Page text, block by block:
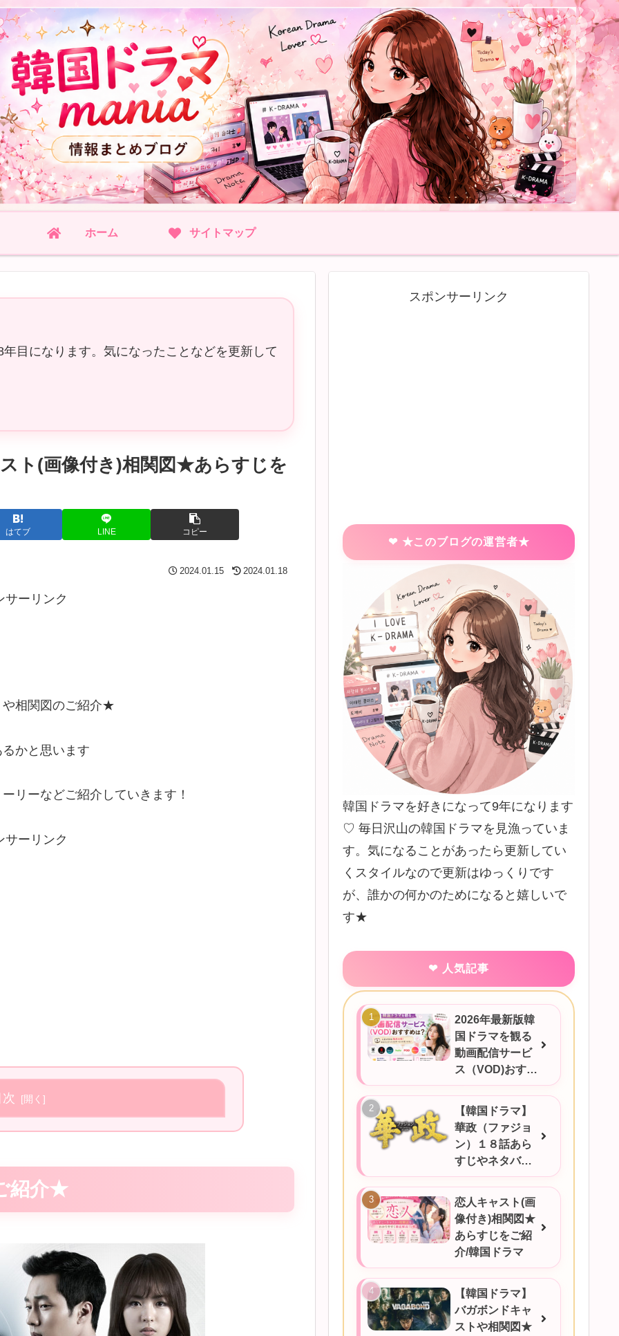
ホーム サイトマップ
目になります。気になったことなどを更新して
ト(画像付き)相関図★あらすじを
はてブ LINE コピー
2024.01.15 2024.01.18
サーリンク
や相関図のご紹介★
かと思います
リーなどご紹介していきます！
サーリンク
紹介★
スポンサーリンク
★このブログの運営者★
韓国ドラマを好きになって9年になります
♡ 毎日沢山の韓国ドラマを見漁っていま
す。気になることがあったら更新してい
くスタイルなので更新はゆっくりです
が、誰かの何かのためになると嬉しいで
す★
人気記事
2026年最新版韓
国ドラマを観る
動画配信サービ
ス（VOD)おすす
めは？
【韓国ドラマ】
華政（ファジョ
ン）１８話あら
すじやネタバ
レ、感想など！
恋人キャスト(画
像付き)相関図★
あらすじをご紹
介/韓国ドラマ
【韓国ドラマ】
バガボンドキャ
ストや相関図★